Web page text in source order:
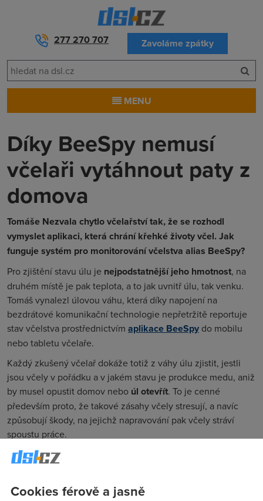
277 270 707 Zavoláme zpátky
MENU
Díky BeeSpy nemusí
včelaři vytáhnout paty z
domova
Tomáše Nezvala chytlo včelařství tak, že se rozhodl
vymyslet aplikaci, která chrání křehké životy včel. Jak
funguje systém pro monitorování včelstva alias BeeSpy?
Pro zjištění stavu úlu je nejpodstatnější jeho hmotnost, na
druhém místě je pak teplota, a to jak uvnitř úlu, tak venku.
Tomáš vynalezl úlovou váhu, která díky napojení na
bezdrátové komunikační technologie nepřetržitě reportuje
stav včelstva prostřednictvím aplikace BeeSpy do mobilu
nebo tabletu včelaře.
Každý zkušený včelař dokáže totiž z váhy úlu zjistit, jestli
jsou včely v pořádku a v jakém stavu je produkce medu, aniž
by musel opustit domov nebo úl otevřít. To je cenné
především proto, že takové zásahy včely stresují, a navíc
způsobují škody, na jejichž napravování pak včely stráví
spoustu práce.
Cookies férově a jasně